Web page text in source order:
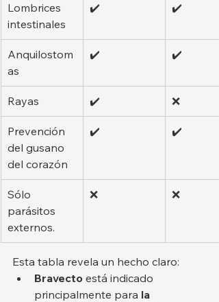
Lombrices
intestinales
✔️ ✔️
Anquilostom
as
✔️ ✔️
Rayas ✔️ ❌
Prevención
del gusano
del corazón
✔️ ✔️
Sólo
parásitos
externos.
❌ ❌
Esta tabla revela un hecho claro:
Bravecto está indicado
principalmente para la